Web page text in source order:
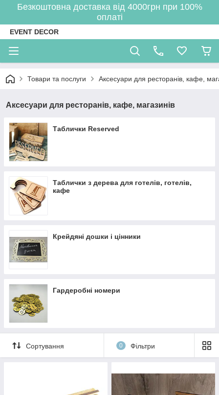
Безкоштовна доставка від 4000грн при 100%
оплаті
EVENT DECOR
Товари та послуги Аксесуари для ресторанів, кафе,
Аксесуари для ресторанів, кафе, магазинів
Таблички Reserved
Таблички з дерева для готелів, готелів,
кафе
Крейдяні дошки і цінники
Гардеробні номери
Сортування 0 Фільтри